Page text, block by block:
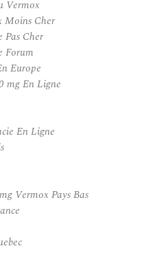
Vermox
Moins Cher
Pas Cher
Forum
Europe
mg En Ligne
En Ligne
Vermox Pays Bas